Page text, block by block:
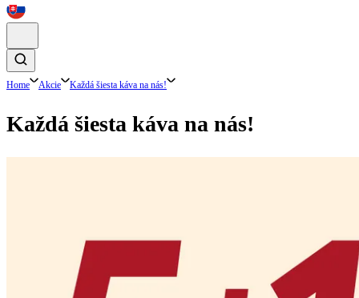
Home Akcie Každá šiesta káva na nás!
Každá šiesta káva na nás!